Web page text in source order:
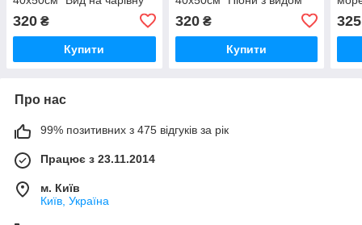
320 ₴
Купити
320₴
Купити
325
Про нас
99% позитивних з 475 відгуків за рік
Працює з 23.11.2014
м. Київ
Київ, Україна